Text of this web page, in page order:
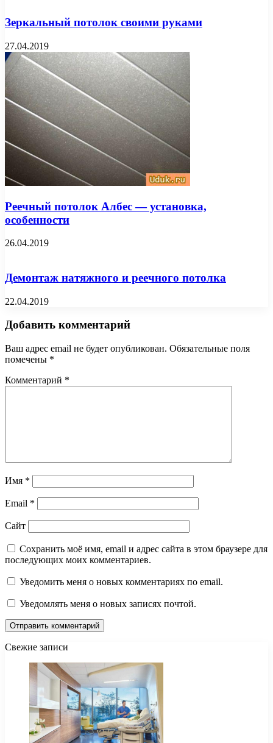
Зеркальный потолок своими руками
27.04.2019
Реечный потолок Албес — установка,
особенности
26.04.2019
Демонтаж натяжного и реечного потолка
22.04.2019
Добавить комментарий
Ваш адрес email не будет опубликован. Обязательные поля
помечены *
Комментарий *
Имя *
Email *
Сайт
Сохранить моё имя, email и адрес сайта в этом браузере для
последующих моих комментариев.
Уведомить меня о новых комментариях по email.
Уведомлять меня о новых записях почтой.
Свежие записи